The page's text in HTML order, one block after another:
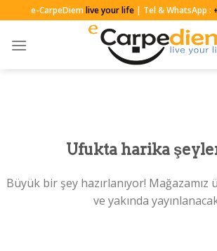
to
content
e-CarpeDiemlive your life| Tel & WhatsApp :
Ufukta harika
Büyük bir şey hazırlanıyor! Mağazamız
ve yakında